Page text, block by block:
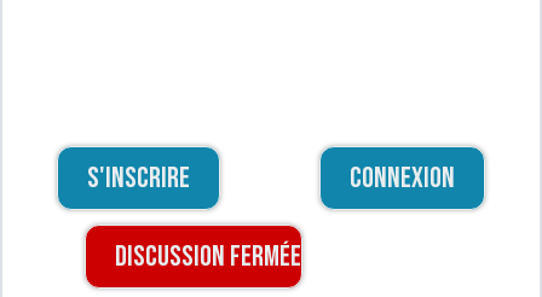
S'inscrire Connexion
Discussion fermée